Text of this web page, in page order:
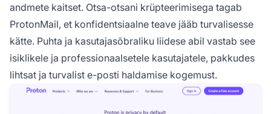
andmete kaitset. Otsa-otsani krüpteerimisega tagab
ProtonMail, et konfidentsiaalne teave jääb turvalisesse
kätte. Puhta ja kasutajasõbraliku liidese abil vastab see
isiklikele ja professionaalsetele kasutajatele, pakkudes
lihtsat ja turvalist e-posti haldamise kogemust.